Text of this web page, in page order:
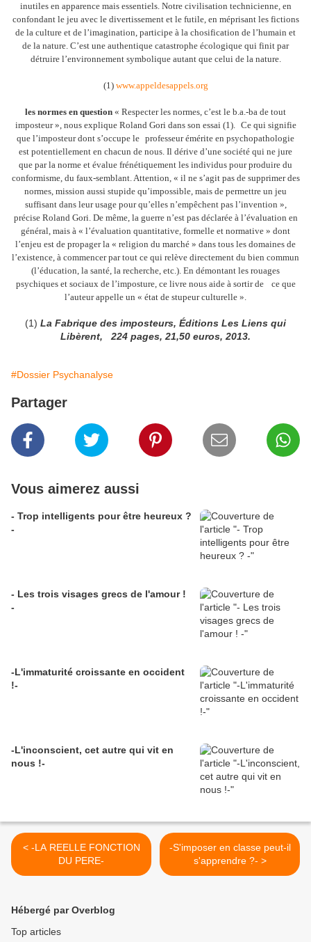
inutiles en apparence mais essentiels. Notre civilisation technicienne, en
confondant le jeu avec le divertissement et le futile, en méprisant les fictions
de la culture et de l’imagination, participe à la chosification de l’humain et
de la nature. C’est une authentique catastrophe écologique qui finit par
détruire l’environnement symbolique autant que celui de la nature.
(1) www.appeldesappels.org
les normes en question « Respecter les normes, c’est le b.a.-ba de tout
imposteur », nous explique Roland Gori dans son essai (1). Ce qui signifie
que l’imposteur dont s’occupe le professeur émérite en psychopathologie
est potentiellement en chacun de nous. Il dérive d’une société qui ne jure
que par la norme et évalue frénétiquement les individus pour produire du
conformisme, du faux-semblant. Attention, « il ne s’agit pas de supprimer des
normes, mission aussi stupide qu’impossible, mais de permettre un jeu
suffisant dans leur usage pour qu’elles n’empêchent pas l’invention »,
précise Roland Gori. De même, la guerre n’est pas déclarée à l’évaluation en
général, mais à « l’évaluation quantitative, formelle et normative » dont
l’enjeu est de propager la « religion du marché » dans tous les domaines de
l’existence, à commencer par tout ce qui relève directement du bien commun
(l’éducation, la santé, la recherche, etc.). En démontant les rouages
psychiques et sociaux de l’imposture, ce livre nous aide à sortir de ce que
l’auteur appelle un « état de stupeur culturelle ».
(1) La Fabrique des imposteurs, Éditions Les Liens qui
Libèrent, 224 pages, 21,50 euros, 2013.
#Dossier Psychanalyse
Partager
Vous aimerez aussi
- Trop intelligents pour être heureux ?
-
- Les trois visages grecs de l'amour !
-
-L'immaturité croissante en occident
!-
-L'inconscient, cet autre qui vit en
nous !-
< -LA REELLE FONCTION
DU PERE-
-S'imposer en classe peut-il
s'apprendre ?- >
Hébergé par Overblog
Top articles